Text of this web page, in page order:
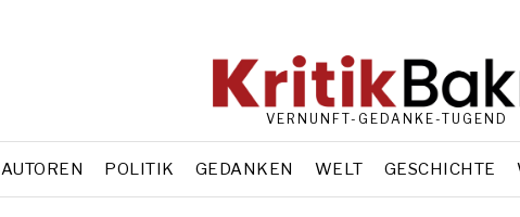
VERNUNFT-GEDANKE-TUGEND
AUTOREN POLITIK GEDANKEN WELT GESCHICHTE